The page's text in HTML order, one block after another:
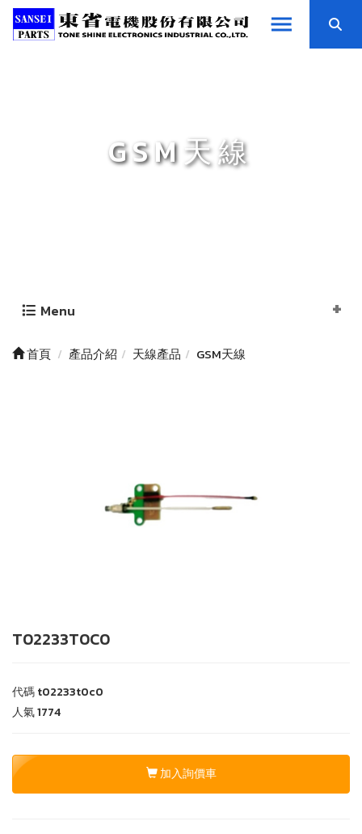
GSM天線
Menu
首頁 產品介紹 天線產品 GSM天線
T02233T0C0
代碼t02233t0c0
人氣1774
加入詢價車